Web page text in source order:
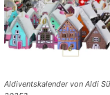
Aldiventskalender von Aldi